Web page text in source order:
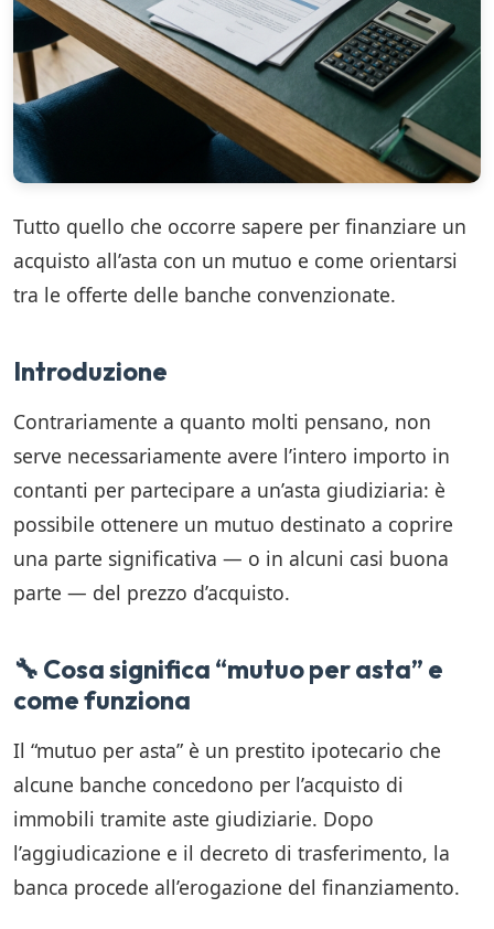
Tutto quello che occorre sapere per finanziare un
acquisto all’asta con un mutuo e come orientarsi
tra le offerte delle banche convenzionate.
Introduzione
Contrariamente a quanto molti pensano, non
serve necessariamente avere l’intero importo in
contanti per partecipare a un’asta giudiziaria: è
possibile ottenere un mutuo destinato a coprire
una parte significativa — o in alcuni casi buona
parte — del prezzo d’acquisto.
🔧 Cosa significa “mutuo per asta” e
come funziona
Il “mutuo per asta” è un prestito ipotecario che
alcune banche concedono per l’acquisto di
immobili tramite aste giudiziarie. Dopo
l’aggiudicazione e il decreto di trasferimento, la
banca procede all’erogazione del finanziamento.